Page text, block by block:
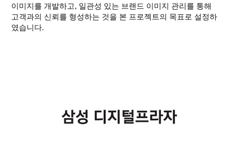
이미지를 개발하고, 일관성 있는 브랜드 이미지 관리를 통해
고객과의 신뢰를 형성하는 것을 본 프로젝트의 목표로 설정하
였습니다.